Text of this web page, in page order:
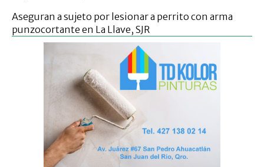
Aseguran a sujeto por lesionar a perrito con arma
punzocortante en La Llave, SJR